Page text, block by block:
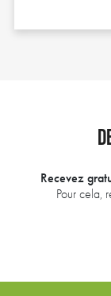
Recevez
Pour cela,